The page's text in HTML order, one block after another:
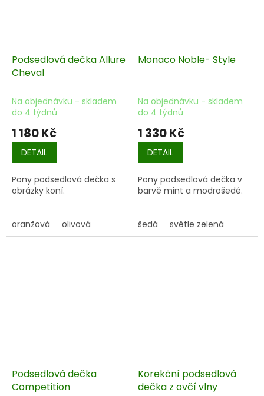
Podsedlová dečka Allure
Cheval
Na objednávku - skladem
do 4 týdnů
1 180 Kč
DETAIL
Pony podsedlová dečka s
obrázky koní.
oranžová olivová
Monaco Noble- Style
Na objednávku - skladem
do 4 týdnů
1 330 Kč
DETAIL
Pony podsedlová dečka v
barvě mint a modrošedé.
šedá světle zelená
Podsedlová dečka
Competition
Korekční podsedlová
dečka z ovčí vlny